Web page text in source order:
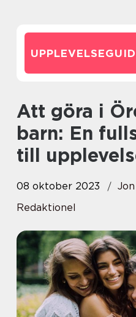
Att göra i Örebro med
barn: En
till
08 oktober 2023
Redaktionel